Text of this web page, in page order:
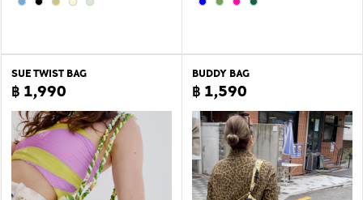
SUE TWIST BAG
฿ 1,990
BUDDY BAG
฿ 1,590